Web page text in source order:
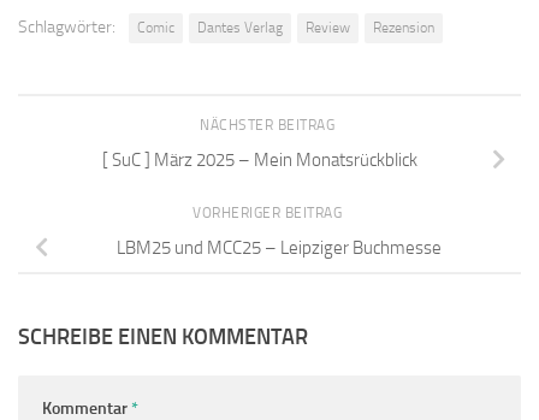
Schlagwörter: Comic Dantes Verlag Review Rezension
NÄCHSTER BEITRAG
[ SuC ] März 2025 – Mein Monatsrückblick
VORHERIGER BEITRAG
LBM25 und MCC25 – Leipziger Buchmesse
SCHREIBE EINEN KOMMENTAR
Kommentar*